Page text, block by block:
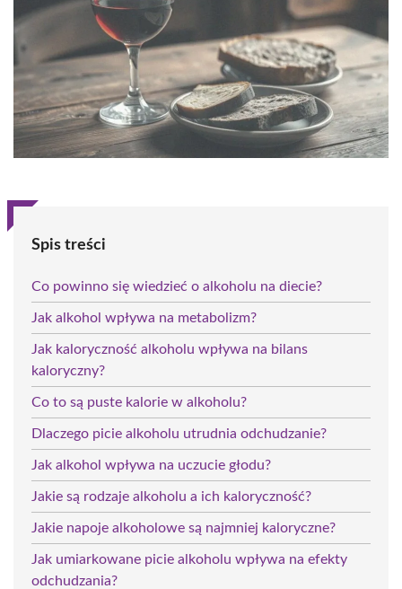
Spis treści
Co powinno się wiedzieć o alkoholu na diecie?
Jak alkohol wpływa na metabolizm?
Jak kaloryczność alkoholu wpływa na bilans
kaloryczny?
Co to są puste kalorie w alkoholu?
Dlaczego picie alkoholu utrudnia odchudzanie?
Jak alkohol wpływa na uczucie głodu?
Jakie są rodzaje alkoholu a ich kaloryczność?
Jakie napoje alkoholowe są najmniej kaloryczne?
Jak umiarkowane picie alkoholu wpływa na efekty
odchudzania?